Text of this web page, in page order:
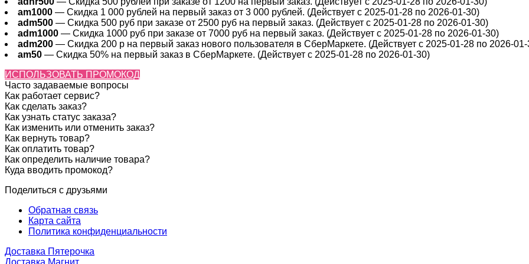
am1000 — Скидка 1 000 рублей на первый заказ от 3 000 рублей. (Действует с 2025-01-28 по 2026-01-30)
adm500 — Скидка 500 руб при заказе от 2500 руб на первый заказ. (Действует с 2025-01-28 по 2026-01-30)
adm1000 — Скидка 1000 руб при заказе от 7000 руб на первый заказ. (Действует с 2025-01-28 по 2026-01-30)
adm200 — Cкидка 200 р на первый заказ нового пользователя в СберМаркете. (Действует с 2025-01-28 по 2026-
am50 — Скидка 50% на первый заказ в СберМаркете. (Действует с 2025-01-28 по 2026-01-30)
ИСПОЛЬЗОВАТЬ ПРОМОКОД
Часто задаваемые вопросы
Как работает сервис?
Как сделать заказ?
Как узнать статус заказа?
Как изменить или отменить заказ?
Как вернуть товар?
Как оплатить товар?
Как определить наличие товара?
Куда вводить промокод?
Поделиться с друзьями
Обратная связь
Карта сайта
Политика конфиденциальности
Доставка Пятерочка
Доставка Магнит